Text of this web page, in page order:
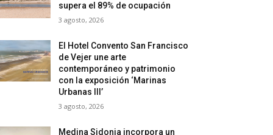
supera el 89% de ocupación
3 agosto, 2026
El Hotel Convento San Francisco
de Vejer une arte
contemporáneo y patrimonio
con la exposición ‘Marinas
Urbanas III’
3 agosto, 2026
Medina Sidonia incorpora un